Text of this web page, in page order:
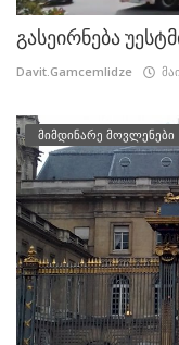
გასეირნება
Davit.Gamcemlidze
მიმდინარე მოვლენები